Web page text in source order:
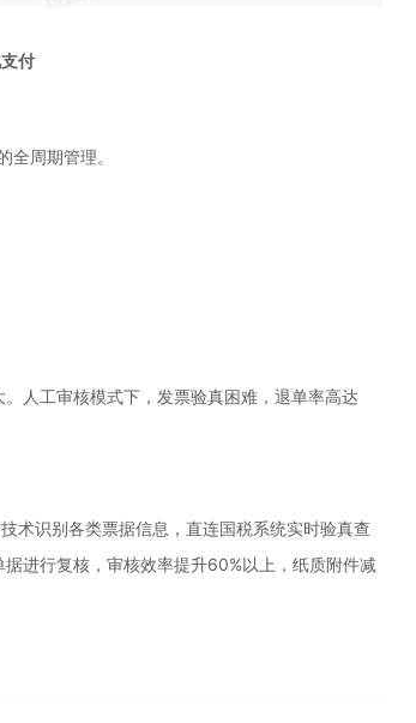
付
全周期管理。
人工审核模式下，发票验真困难，退单率高达
术识别各类票据信息，直连国税系统实时验真查
进行复核，审核效率提升60%以上，纸质附件减